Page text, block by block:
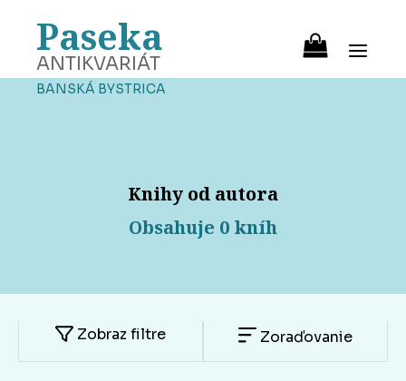
Paseka
ANTIKVARIÁT
BANSKÁ BYSTRICA
Knihy od autora
Obsahuje 0 kníh
Zobraz filtre Zoraďovanie